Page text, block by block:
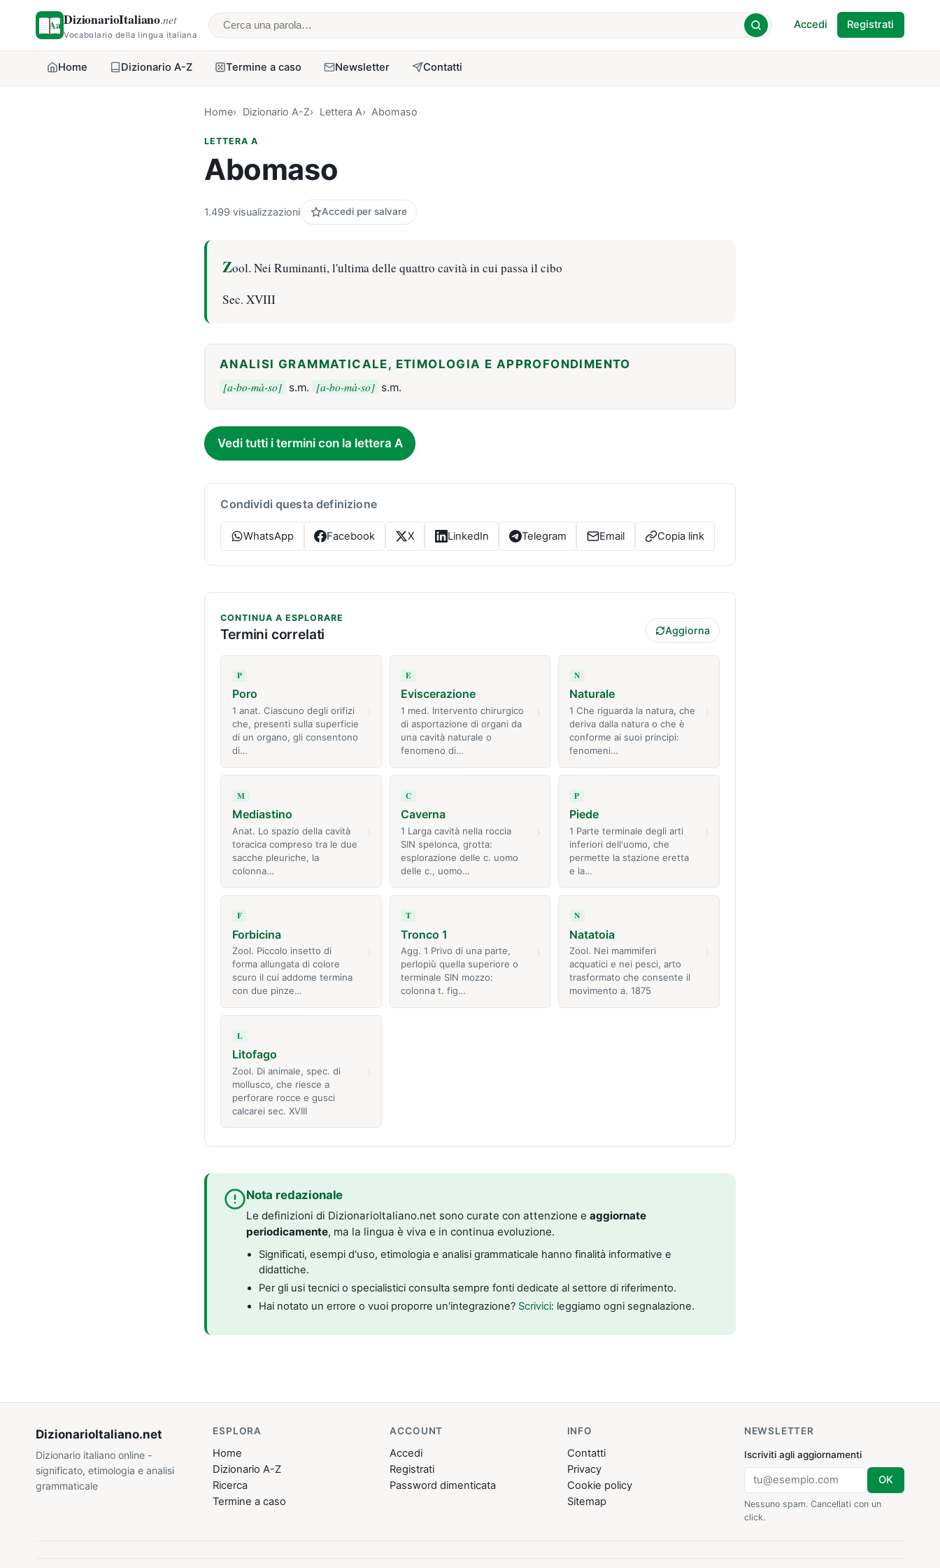
DizionarioItaliano.net
Vocabolario della lingua italiana Cerca una parola
Accedi Registrati
Home Dizionario A-Z Termine a caso Newsletter Contatti
Home Dizionario A-Z Lettera A Abomaso
LETTERA A
Abomaso
1.499 visualizzazioni Accedi per salvare
Zool. Nei Ruminanti, l'ultima delle quattro cavità in cui passa il cibo
Sec. XVIII
ANALISI GRAMMATICALE, ETIMOLOGIA E APPROFONDIMENTO
[a-bo-mà-so] s.m. [a-bo-mà-so] s.m.
Vedi tutti i termini con la lettera A
Condividi questa definizione
WhatsApp Facebook X LinkedIn Telegram Email Copia link
CONTINUA A ESPLORARE
Termini correlati Aggiorna
P
Poro
1 anat. Ciascuno degli orifizi
che, presenti sulla superficie
di un organo, gli consentono
di…
E
Eviscerazione
1 med. Intervento chirurgico
di asportazione di organi da
una cavità naturale o
fenomeno di…
N
Naturale
1 Che riguarda la natura, che
deriva dalla natura o che è
conforme ai suoi principi:
fenomeni…
M
Mediastino
Anat. Lo spazio della cavità
toracica compreso tra le due
sacche pleuriche, la
colonna…
C
Caverna
1 Larga cavità nella roccia
SIN spelonca, grotta:
esplorazione delle c. uomo
delle c., uomo…
P
Piede
1 Parte terminale degli arti
inferiori dell'uomo, che
permette la stazione eretta
e la…
F
Forbicina
Zool. Piccolo insetto di
forma allungata di colore
scuro il cui addome termina
con due pinze…
T
Tronco 1
Agg. 1 Privo di una parte,
perlopiù quella superiore o
terminale SIN mozzo:
colonna t. fig…
N
Natatoia
Zool. Nei mammiferi
acquatici e nei pesci, arto
trasformato che consente il
movimento a. 1875
L
Litofago
Zool. Di animale, spec. di
mollusco, che riesce a
perforare rocce e gusci
calcarei sec. XVIII
Nota redazionale
Le definizioni di DizionarioItaliano.net sono curate con attenzione e aggiornate
periodicamente, ma la lingua è viva e in continua evoluzione.
Significati, esempi d'uso, etimologia e analisi grammaticale hanno finalità informative e
didattiche.
Per gli usi tecnici o specialistici consulta sempre fonti dedicate al settore di riferimento.
Hai notato un errore o vuoi proporre un'integrazione? Scrivici: leggiamo ogni segnalazione.
DizionarioItaliano.net
Dizionario italiano online -
significato, etimologia e analisi
grammaticale
ESPLORA
Home
Dizionario A-Z
Ricerca
Termine a caso
ACCOUNT
Accedi
Registrati
Password dimenticata
INFO
Contatti
Privacy
Cookie policy
Sitemap
NEWSLETTER
Iscriviti agli aggiornamenti
OK
Nessuno spam. Cancellati con un
click.